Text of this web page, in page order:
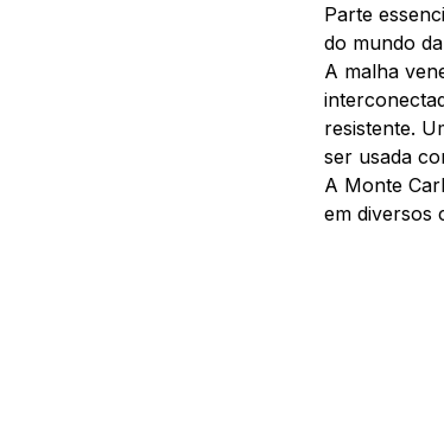
Parte
do mundo
A malha
resistente.
ser usada
A Monte
em diversos